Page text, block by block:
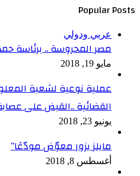
Popular Posts
عربي ودولي
مصر المحروسة .. برئاسة
مايو 19, 2018
عملية نوعية لشعبة
القضائية ..القبض على
يونيو 23, 2018
مايلز يزور معوّض مودّعًا”
أغسطس 8, 2018